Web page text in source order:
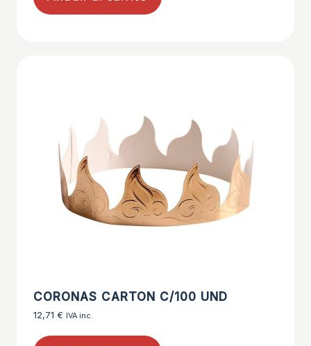
CORONAS CARTON C/100 UND
12,71 € IVA inc.